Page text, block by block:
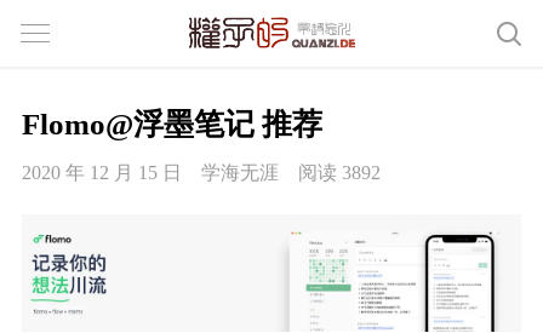
Flomo@浮墨笔记 推荐
2020 年 12 月 15 日 学海无涯 阅读 3892